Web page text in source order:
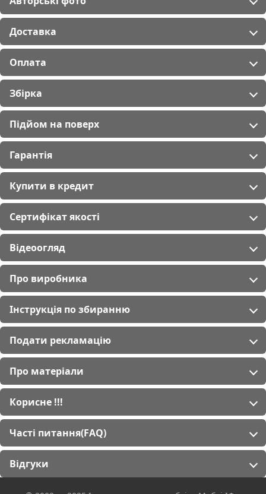
Доставка
Оплата
Збірка
Підйом на поверх
Гарантія
Купити в кредит
Сертифікат якості
Відеоогляд
Про виробника
Інструкція по збиранню
Подати рекламацію
Про матеріали
Корисне !!!
Часті питання(FAQ)
Відгуки